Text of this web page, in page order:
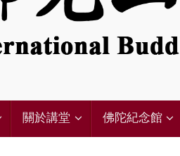
關於講堂 佛陀紀念館